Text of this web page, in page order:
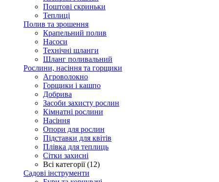
Поштові скриньки
Теплиці
Полив та зрошення
Крапельний полив
Насоси
Технічні шланги
Шланг поливальний
Рослини, насіння та горщики
Агроволокно
Горщики і кашпо
Добрива
Засоби захисту рослин
Кімнатні рослини
Насіння
Опори для рослин
Підставки для квітів
Плівка для теплиць
Сітки захисні
Всі категорії (12)
Садові інструменти